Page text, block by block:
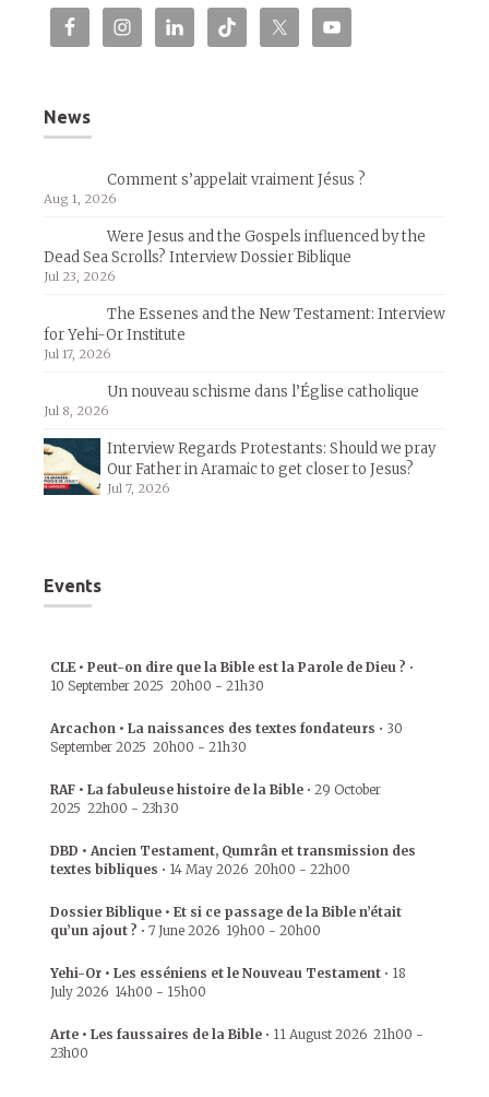
News
Comment s’appelait vraiment Jésus ?
Aug 1, 2026
Were Jesus and the Gospels influenced by the
Dead Sea Scrolls? Interview Dossier Biblique
Jul 23, 2026
The Essenes and the New Testament: Interview
for Yehi-Or Institute
Jul 17, 2026
Un nouveau schisme dans l’Église catholique
Jul 8, 2026
Interview Regards Protestants: Should we pray
Our Father in Aramaic to get closer to Jesus?
Jul 7, 2026
Events
CLE • Peut-on dire que la Bible est la Parole de Dieu ? •
10 September 2025 20h00 - 21h30
Arcachon • La naissances des textes fondateurs • 30
September 2025 20h00 - 21h30
RAF • La fabuleuse histoire de la Bible • 29 October
2025 22h00 - 23h30
DBD • Ancien Testament, Qumrân et transmission des
textes bibliques • 14 May 2026 20h00 - 22h00
Dossier Biblique • Et si ce passage de la Bible n’était
qu’un ajout ? • 7 June 2026 19h00 - 20h00
Yehi-Or • Les esséniens et le Nouveau Testament • 18
July 2026 14h00 - 15h00
Arte • Les faussaires de la Bible • 11 August 2026 21h00 -
23h00